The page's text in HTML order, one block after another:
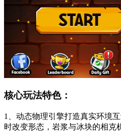
核心玩法特色：
1、动态物理引擎打造真实环境
时改变形态，岩浆与冰块的相克